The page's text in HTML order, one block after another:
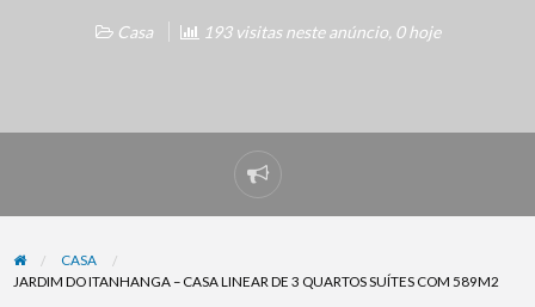
Casa 193 visitas neste anúncio, 0 hoje
Denunciar
problema
CASA
JARDIM DO ITANHANGA – CASA LINEAR DE 3 QUARTOS SUÍTES COM 589M2